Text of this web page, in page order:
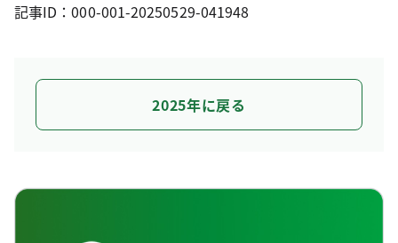
記事ID：000-001-20250529-041948
2025年に戻る